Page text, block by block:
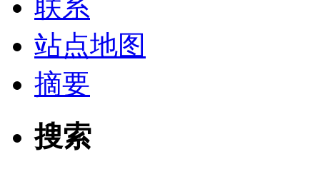
联系
站点地图
摘要
搜索